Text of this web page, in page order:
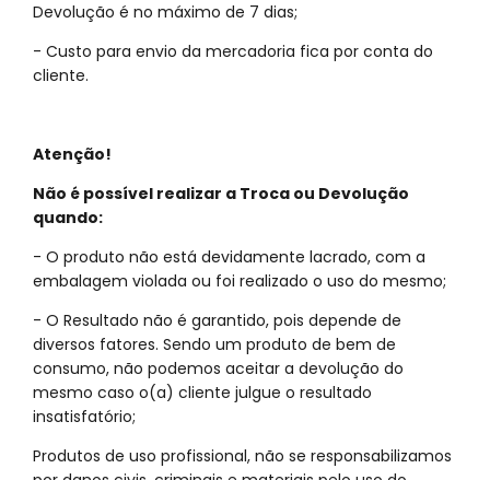
Devolução é no máximo de 7 dias;
- Custo para envio da mercadoria fica por conta do
cliente.
Atenção!
Não é possível realizar a Troca ou Devolução
quando:
- O produto não está devidamente lacrado, com a
embalagem violada ou foi realizado o uso do mesmo;
- O Resultado não é garantido, pois depende de
diversos fatores. Sendo um produto de bem de
consumo, não podemos aceitar a devolução do
mesmo caso o(a) cliente julgue o resultado
insatisfatório;
Produtos de uso profissional, não se responsabilizamos